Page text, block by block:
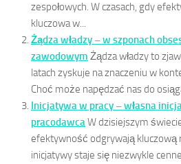
zespołowych. W czasach, gdy
kluczowa w...
Żądza władzy – w szponach
zawodowym Żądza władzy to
latach zyskuje na znaczeniu w
Choć może napędzać nas do
Inicjatywa w pracy – własna
pracodawcaW dzisiejszym
efektywność odgrywają kluczową
inicjatywy staje się niezwykle